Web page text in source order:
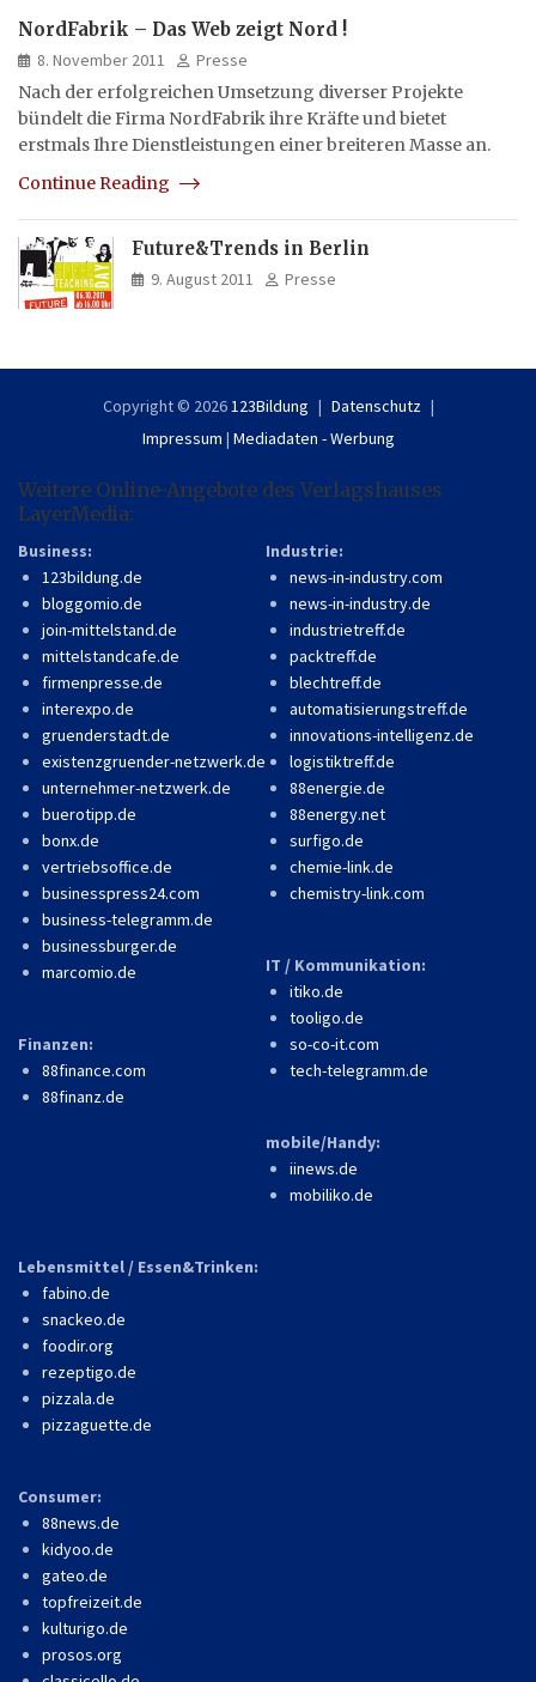
NordFabrik – Das Web zeigt Nord !
8. November 2011
Presse
Nach der erfolgreichen Umsetzung diverser Projekte
bündelt die Firma NordFabrik ihre Kräfte und bietet
erstmals Ihre Dienstleistungen einer breiteren Masse an.
Continue Reading
Future&Trends in Berlin
9. August 2011 Presse
Copyright © 2026 123Bildung
Datenschutz
Impressum | Mediadaten - Werbung
Weitere Online-Angebote des Verlagshauses
LayerMedia:
Business:
123bildung.de
bloggomio.de
join-mittelstand.de
mittelstandcafe.de
firmenpresse.de
interexpo.de
gruenderstadt.de
existenzgruender-netzwerk.de
unternehmer-netzwerk.de
buerotipp.de
bonx.de
vertriebsoffice.de
businesspress24.com
business-telegramm.de
businessburger.de
marcomio.de
Finanzen:
88finance.com
88finanz.de
Industrie:
news-in-industry.com
news-in-industry.de
industrietreff.de
packtreff.de
blechtreff.de
automatisierungstreff.de
innovations-intelligenz.de
logistiktreff.de
88energie.de
88energy.net
surfigo.de
chemie-link.de
chemistry-link.com
IT / Kommunikation:
itiko.de
tooligo.de
so-co-it.com
tech-telegramm.de
mobile/Handy:
iinews.de
mobiliko.de
Lebensmittel / Essen&Trinken:
fabino.de
snackeo.de
foodir.org
rezeptigo.de
pizzala.de
pizzaguette.de
Consumer:
88news.de
kidyoo.de
gateo.de
topfreizeit.de
kulturigo.de
prosos.org